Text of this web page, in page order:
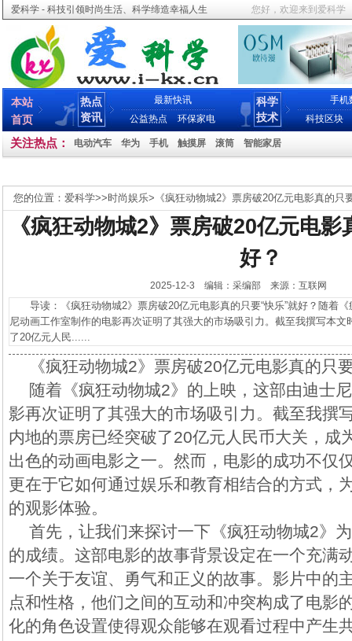
爱科学 - 科技引领时尚生活、科学缔造幸福人生 您好，欢迎来到爱科学
本站
首页
热点
资讯
最新快讯
公益热点
环保家电
科学
技术
手机
科技区块
关注热点： 电动汽车 华为 手机 触摸屏 滚筒 智能家居
您的位置： 爱科学>>时尚娱乐> 《疯狂动物城2》票房破20亿元电影真的只
《疯狂动物城2》票房破20亿元电
好？
2025-12-3 编辑：采编部 来源：互联网
导读：《疯狂动物城2》票房破20亿元电影真的只要“快乐”就好？随着《
尼动画工作室制作的电影再次证明了其强大的市场吸引力。截至我撰写本
了20亿元人民......
《疯狂动物城2》票房破20亿元电影真的只
随着《疯狂动物城2》的上映，这部由迪士
影再次证明了其强大的市场吸引力。截至我撰
内地的票房已经突破了20亿元人民币大关，成
出色的动画电影之一。然而，电影的成功不仅
更在于它如何通过娱乐和教育相结合的方式，
的观影体验。
首先，让我们来探讨一下《疯狂动物城2》
的成绩。这部电影的故事背景设定在一个充满
一个关于友谊、勇气和正义的故事。影片中的
点和性格，他们之间的互动和冲突构成了电影
化的角色设置使得观众能够在观看过程中产生